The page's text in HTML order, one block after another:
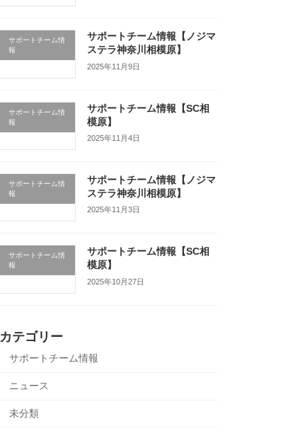
サポートチーム情
報
サポートチーム情報【ノジマ
ステラ神奈川相模原】
2025年11月9日
サポートチーム情
報
サポートチーム情報【SC相
模原】
2025年11月4日
サポートチーム情
報
サポートチーム情報【ノジマ
ステラ神奈川相模原】
2025年11月3日
サポートチーム情
報
サポートチーム情報【SC相
模原】
2025年10月27日
カテゴリー
サポートチーム情報
ニュース
未分類